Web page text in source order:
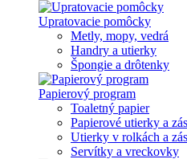
Upratovacie pomôcky
Metly, mopy, vedrá
Handry a utierky
Špongie a drôtenky
Papierový program
Toaletný papier
Papierové utierky a
Utierky v rolkách a
Servítky a vreckovky